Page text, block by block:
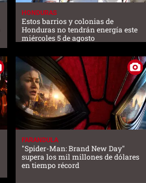
HONDURAS
Estos barrios y colonias de
Honduras no tendrán energía este
miércoles 5 de agosto
FARANDULA
"Spider-Man: Brand New Day"
supera los mil millones de dólares
en tiempo récord